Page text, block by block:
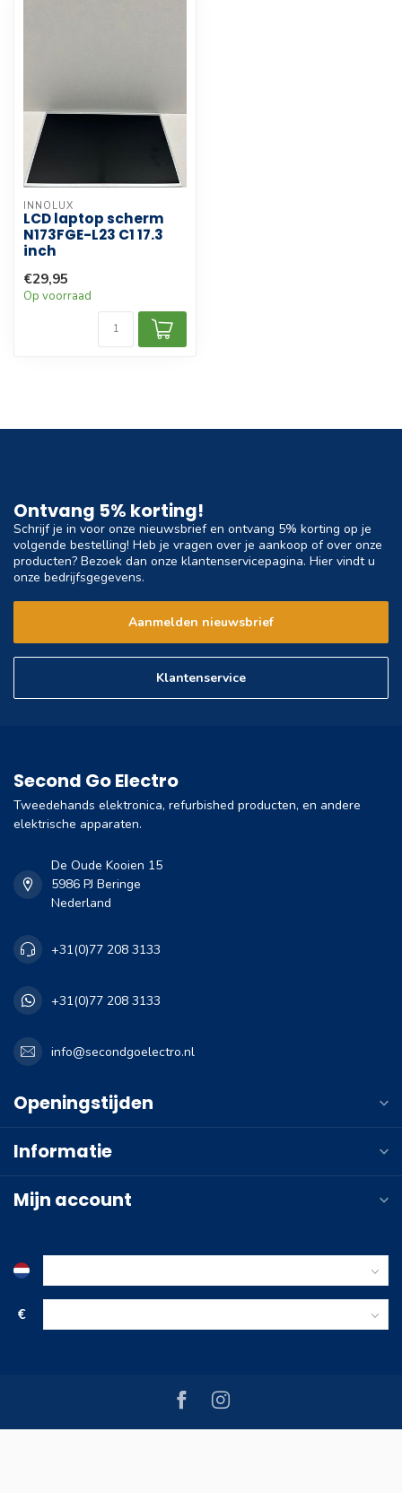
INNOLUX
LCD laptop scherm
N173FGE-L23 C1 17.3
inch
€29,95
Op voorraad
Ontvang 5% korting!
Schrijf je in voor onze nieuwsbrief en ontvang 5% korting op je
volgende bestelling! Heb je vragen over je aankoop of over onze
producten? Bezoek dan onze klantenservicepagina. Hier vindt u
onze bedrijfsgegevens.
Aanmelden nieuwsbrief
Klantenservice
Second Go Electro
Tweedehands elektronica, refurbished producten, en andere
elektrische apparaten.
De Oude Kooien 15
5986 PJ Beringe
Nederland
+31(0)77 208 3133
+31(0)77 208 3133
info@secondgoelectro.nl
Openingstijden
Informatie
Mijn account
€